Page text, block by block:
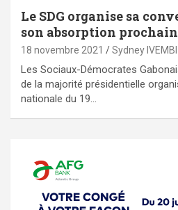
Le SDG organise sa
son absorption
18 novembre 2021 Sydney IVEMBI
Les Sociaux-Démocrates
de la majorité présidentielle
nationale du 19…